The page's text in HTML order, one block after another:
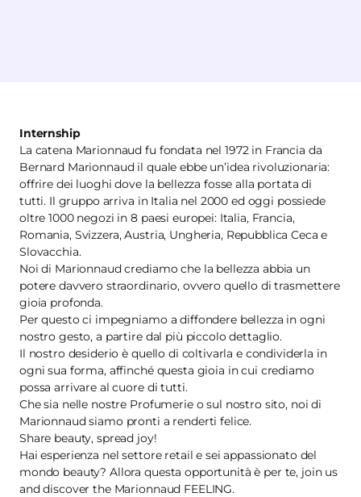
Internship
La catena Marionnaud fu fondata nel 1972 in Francia da
Bernard Marionnaud il quale ebbe un’idea rivoluzionaria:
offrire dei luoghi dove la bellezza fosse alla portata di
tutti. Il gruppo arriva in Italia nel 2000 ed oggi possiede
oltre 1000 negozi in 8 paesi europei: Italia, Francia,
Romania, Svizzera, Austria, Ungheria, Repubblica Ceca e
Slovacchia.
Noi di Marionnaud crediamo che la bellezza abbia un
potere davvero straordinario, ovvero quello di trasmettere
gioia profonda.
Per questo ci impegniamo a diffondere bellezza in ogni
nostro gesto, a partire dal più piccolo dettaglio.
Il nostro desiderio è quello di coltivarla e condividerla in
ogni sua forma, affinché questa gioia in cui crediamo
possa arrivare al cuore di tutti.
Che sia nelle nostre Profumerie o sul nostro sito, noi di
Marionnaud siamo pronti a renderti felice.
Share beauty, spread joy!
Hai esperienza nel settore retail e sei appassionato del
mondo beauty? Allora questa opportunità è per te, join us
and discover the Marionnaud FEELING.